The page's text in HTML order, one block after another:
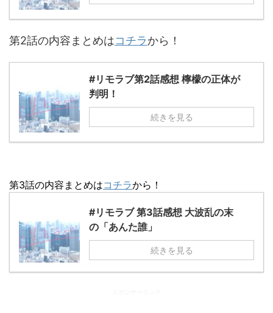
第2話の内容まとめはコチラから！
#リモラブ第2話感想 檸檬の正体が
判明！
続きを見る
第3話の内容まとめはコチラから！
#リモラブ 第3話感想 大波乱の末
の「あんた誰」
続きを見る